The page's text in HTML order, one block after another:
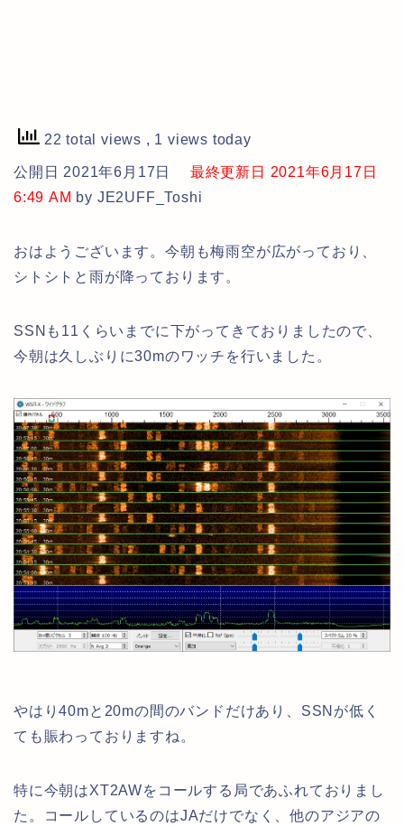
22 total views , 1 views today
公開日 2021年6月17日
最終更新日 2021年6月17日
6:49 AM by JE2UFF_Toshi
おはようございます。今朝も梅雨空が広がっており、
シトシトと雨が降っております。
SSNも11くらいまでに下がってきておりましたので、
今朝は久しぶりに30mのワッチを行いました。
やはり40mと20mの間のバンドだけあり、SSNが低く
ても賑わっておりますね。
特に今朝はXT2AWをコールする局であふれておりまし
た。コールしているのはJAだけでなく、他のアジアの